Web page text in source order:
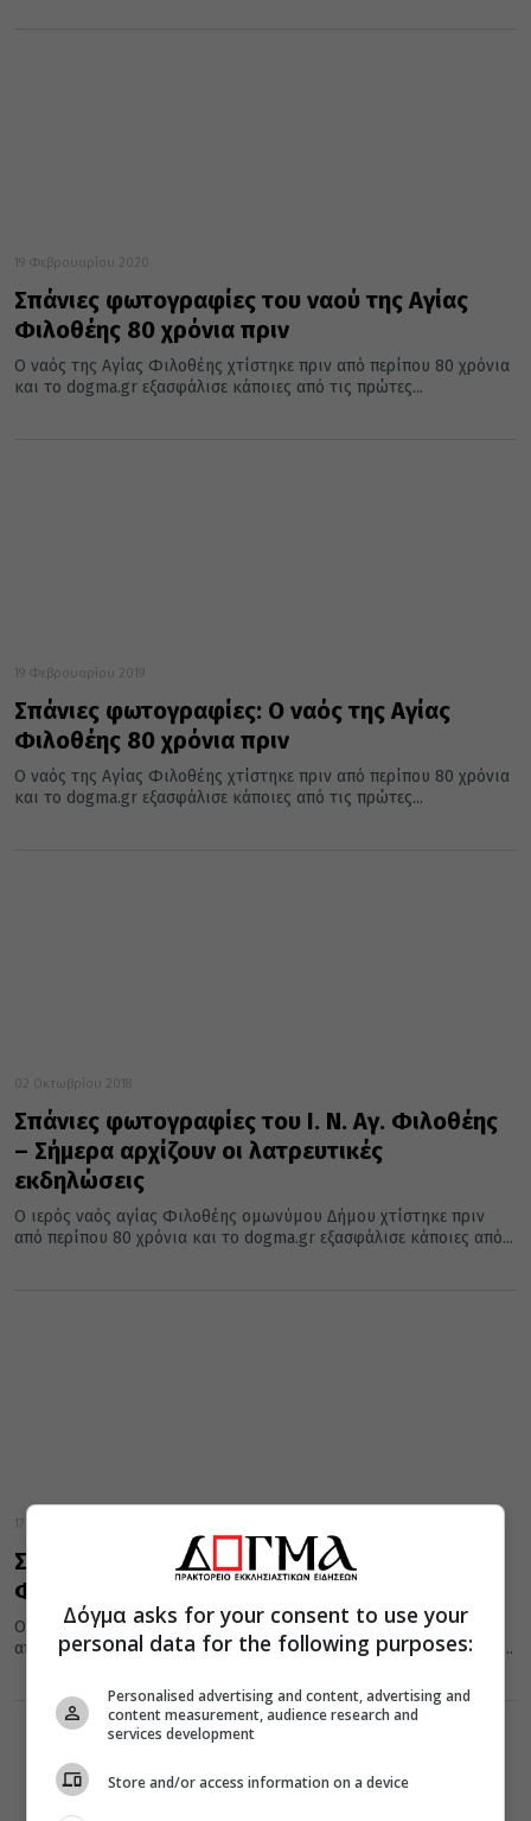
19 Φεβρουαρίου 2020
Σπάνιες φωτογραφίες του ναού της Αγίας
Φιλοθέης 80 χρόνια πριν
Ο ναός της Αγίας Φιλοθέης χτίστηκε πριν από περίπου 80 χρόνια
και το dogma.gr εξασφάλισε κάποιες από τις πρώτες...
19 Φεβρουαρίου 2019
Σπάνιες φωτογραφίες: Ο ναός της Αγίας
Φιλοθέης 80 χρόνια πριν
Ο ναός της Αγίας Φιλοθέης χτίστηκε πριν από περίπου 80 χρόνια
και το dogma.gr εξασφάλισε κάποιες από τις πρώτες...
02 Οκτωβρίου 2018
Σπάνιες φωτογραφίες του Ι. Ν. Αγ. Φιλοθέης
– Σήμερα αρχίζουν οι λατρευτικές
εκδηλώσεις
Ο ιερός ναός αγίας Φιλοθέης ομωνύμου Δήμου χτίστηκε πριν
από περίπου 80 χρόνια και το dogma.gr εξασφάλισε κάποιες από...
17 Φεβρουαρίου 2018
Σπάνιες φωτογραφίες του Ιερού Ναού Αγίας
Φιλοθέης
Ο ιερός ναός αγίας Φιλοθέης ομωνύμου Δήμου χτίστηκε πριν
από περίπου 80 χρόνια και το dogma.gr εξασφάλισε κάποιες από...
Δόγμα asks for your consent to use your
personal data for the following purposes:
Personalised advertising and content, advertising and
content measurement, audience research and
services development
Store and/or access information on a device